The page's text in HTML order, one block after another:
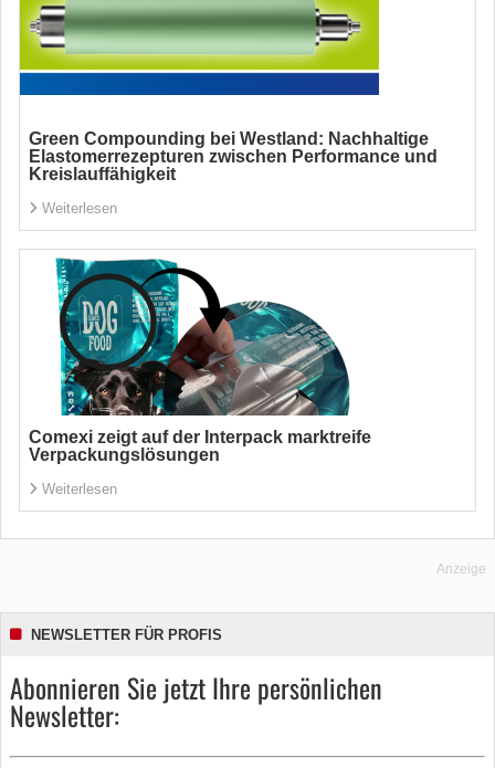
Green Compounding bei Westland: Nachhaltige
Elastomerrezepturen zwischen Performance und
Kreislauffähigkeit
Weiterlesen
Comexi zeigt auf der Interpack marktreife
Verpackungslösungen
Weiterlesen
Anzeige
NEWSLETTER FÜR PROFIS
Abonnieren Sie jetzt Ihre persönlichen
Newsletter: